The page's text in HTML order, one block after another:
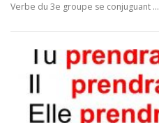
Verbe du 3e groupe se conjuguant …